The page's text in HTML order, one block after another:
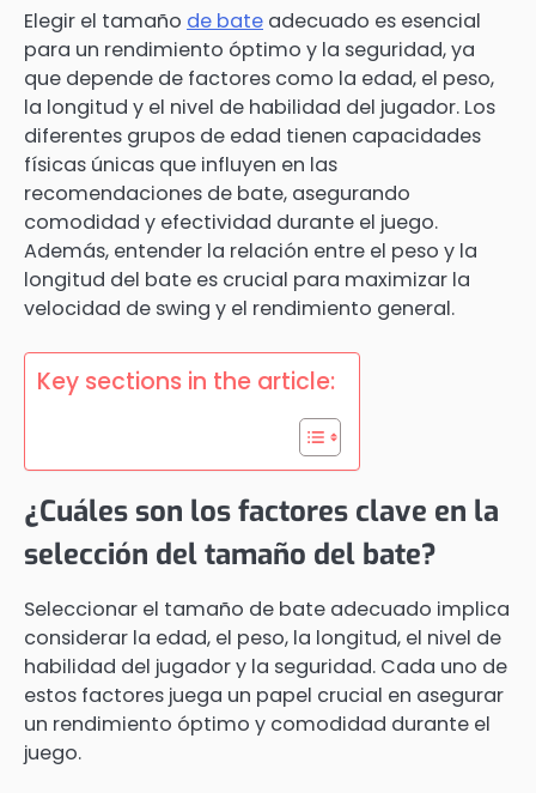
Elegir el tamaño de bate adecuado es esencial
para un rendimiento óptimo y la seguridad, ya
que depende de factores como la edad, el peso,
la longitud y el nivel de habilidad del jugador. Los
diferentes grupos de edad tienen capacidades
físicas únicas que influyen en las
recomendaciones de bate, asegurando
comodidad y efectividad durante el juego.
Además, entender la relación entre el peso y la
longitud del bate es crucial para maximizar la
velocidad de swing y el rendimiento general.
Key sections in the article:
¿Cuáles son los factores clave en la
selección del tamaño del bate?
Seleccionar el tamaño de bate adecuado implica
considerar la edad, el peso, la longitud, el nivel de
habilidad del jugador y la seguridad. Cada uno de
estos factores juega un papel crucial en asegurar
un rendimiento óptimo y comodidad durante el
juego.